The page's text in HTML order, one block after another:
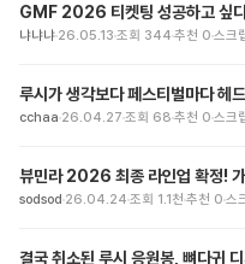
냐냐냐 26.05.13 조회 344 추천 0 스크
루시가 생각보다 페스티벌마다 헤
cchaa 26.04.27 조회 68 추천 0 스크
뷰민라 2026 최종 라인업 확정! 가
sodsod 26.04.24 조회 1.1천 추천 0 스
결국 취소된 루시 응원봉, 뼈다귀